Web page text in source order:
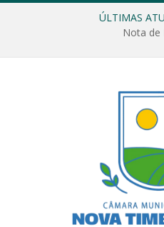
ÚLTIMAS
Nota de